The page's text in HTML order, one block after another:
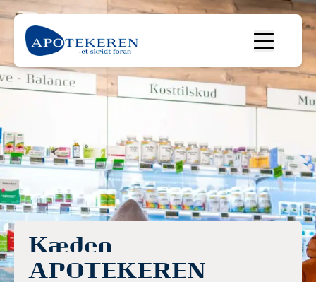
Om APOTEKEREN A.m.b.a
Medlemsaktiviteter
Medlemsoversigt
Privatlivspolitik
Kæden
APOTEKEREN